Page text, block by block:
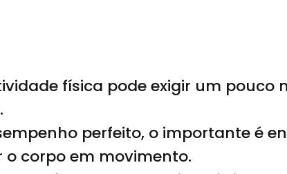
física pode exigir um
perfeito, o importante é
corpo em movimento.